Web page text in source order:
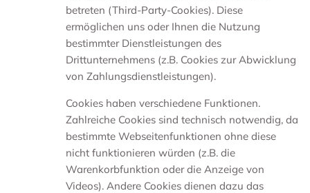
betreten (Third-Party-Cookies). Diese
ermöglichen uns oder Ihnen die Nutzung
bestimmter Dienstleistungen des
Drittunternehmens (z.B. Cookies zur Abwicklung
von Zahlungsdienstleistungen).
Cookies haben verschiedene Funktionen.
Zahlreiche Cookies sind technisch notwendig, da
bestimmte Webseitenfunktionen ohne diese
nicht funktionieren würden (z.B. die
Warenkorbfunktion oder die Anzeige von
Videos). Andere Cookies dienen dazu das